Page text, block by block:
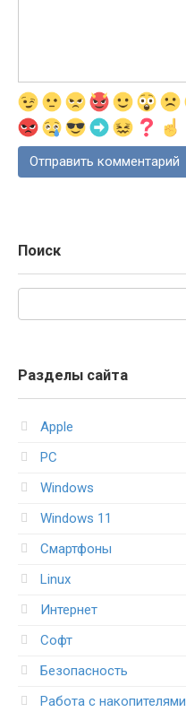
Поиск
Разделы сайта
Apple
PC
Windows
Windows 11
Смартфоны
Linux
Интернет
Софт
Безопасность
Работа с накопителями